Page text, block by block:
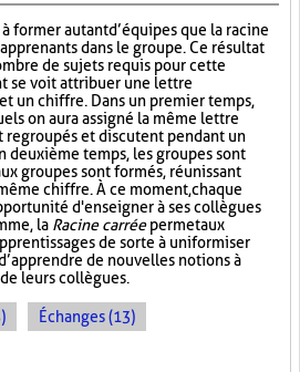
former autant d’équipes que la racine
dans le groupe. Ce résultat
de sujets requis pour cette
se voit attribuer une lettre
un chiffre. Dans un premier temps,
on aura assigné la même lettre
regroupés et discutent pendant un
deuxième temps, les groupes sont
groupes sont formés, réunissant
chiffre. À ce moment, chaque
d'enseigner à ses collègues
la Racine carréepermet aux
de sorte à uniformiser
de nouvelles notions à
leurs collègues.
Échanges (13)